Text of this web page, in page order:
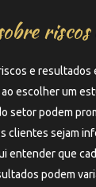
e resultados
escolher um
setor podem
clientes sejam
entender que
podem